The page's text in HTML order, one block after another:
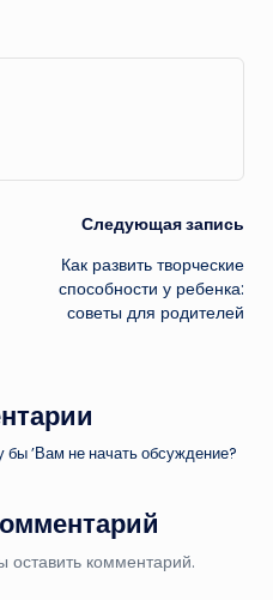
Следующая запись
Как развить творческие
способности у ребенка:
советы для родителей
’Вам не начать обсуждение?
оставить комментарий.